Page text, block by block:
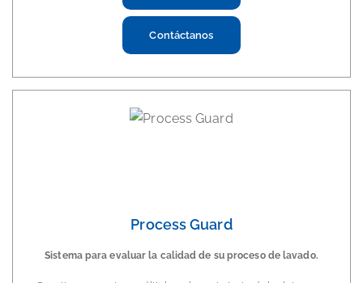
Contáctanos
Process Guard
Sistema para evaluar la calidad de su proceso de lavado.